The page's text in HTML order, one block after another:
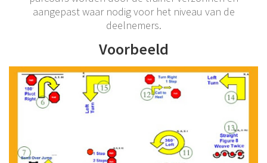
aangepast waar nodig voor het niveau van de
deelnemers.
Voorbeeld